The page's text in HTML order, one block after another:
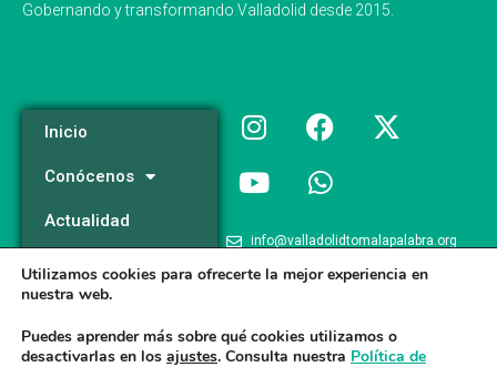
Gobernando y transformando Valladolid desde 2015.
Inicio
Conócenos
Actualidad
Programa
info@valladolidtomalapalabra.org
+34 983 426 124
Utilizamos cookies para ofrecerte la mejor experiencia en
nuestra web.
Puedes aprender más sobre qué cookies utilizamos o
desactivarlas en los ajustes. Consulta nuestra Política de